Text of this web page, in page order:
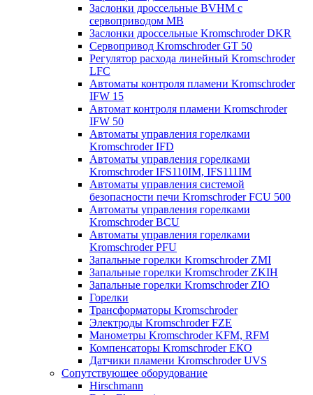
Заслонки дроссельные BVHM с
сервоприводом МВ
Заслонки дроссельные Kromschroder DKR
Cервопривод Kromschroder GT 50
Регулятор расхода линейный Kromschroder
LFC
Автоматы контроля пламени Kromschroder
IFW 15
Автомат контроля пламени Kromschroder
IFW 50
Автоматы управления горелками
Kromschroder IFD
Автоматы управления горелками
Kromschroder IFS110IM, IFS111IM
Автоматы управления системой
безопасности печи Kromschroder FCU 500
Автоматы управления горелками
Kromschroder BCU
Автоматы управления горелками
Kromschroder PFU
Запальные горелки Kromschroder ZМI
Запальные горелки Kromschroder ZKIH
Запальные горелки Kromschroder ZIO
Горелки
Трансформаторы Kromschroder
Электроды Kromschroder FZE
Манометры Kromschroder KFM, RFM
Компенсаторы Kromschroder ЕКО
Датчики пламени Kromschroder UVS
Сопутствующее оборудование
Hirschmann